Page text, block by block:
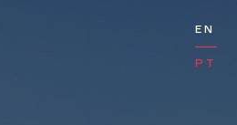
EN
PT